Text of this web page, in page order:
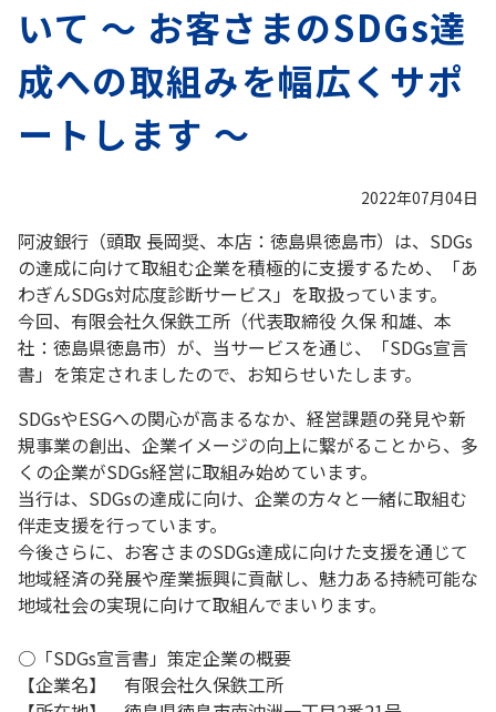
いて ～ お客さまのSDGs達
成への取組みを幅広くサポ
ートします ～
2022年07月04日
阿波銀行（頭取 長岡奨、本店：徳島県徳島市）は、SDGs
の達成に向けて取組む企業を積極的に支援するため、「あ
わぎんSDGs対応度診断サービス」を取扱っています。
今回、有限会社久保鉄工所（代表取締役 久保 和雄、本
社：徳島県徳島市）が、当サービスを通じ、「SDGs宣言
書」を策定されましたので、お知らせいたします。
SDGsやESGへの関心が高まるなか、経営課題の発見や新
規事業の創出、企業イメージの向上に繋がることから、多
くの企業がSDGs経営に取組み始めています。
当行は、SDGsの達成に向け、企業の方々と一緒に取組む
伴走支援を行っています。
今後さらに、お客さまのSDGs達成に向けた支援を通じて
地域経済の発展や産業振興に貢献し、魅力ある持続可能な
地域社会の実現に向けて取組んでまいります。
○「SDGs宣言書」策定企業の概要
【企業名】 有限会社久保鉄工所